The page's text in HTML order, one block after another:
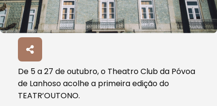
De 5 a 27 de outubro, o Theatro Club da Póvoa
de Lanhoso acolhe a primeira edição do
TEATR’OUTONO.